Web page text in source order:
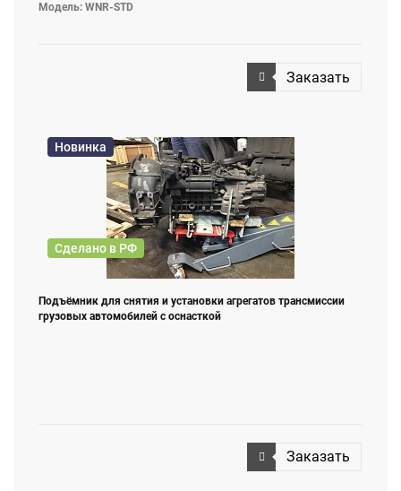
Модель: WNR-STD
Заказать
Новинка
Сделано в РФ
Подъёмник для снятия и установки агрегатов трансмиссии
грузовых автомобилей с оснасткой
Заказать